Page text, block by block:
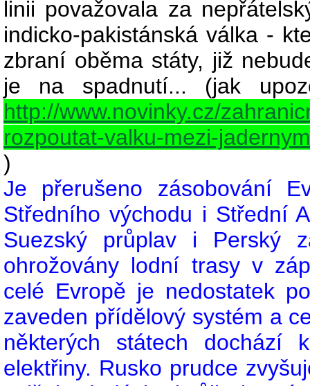
linii považovala za
indicko-pakistánská válka -
zbraní oběma státy, již
je na spadnutí... (jak
http://www.novinky.cz/
rozpoutat-valku-mezi-
)
Je přerušeno zásobování
Středního východu i Střední
Suezský průplav i Perský
ohrožovány lodní trasy v
celé Evropě je nedostatek
zaveden přídělový systém a
některých státech dochází
elektřiny. Rusko prudce